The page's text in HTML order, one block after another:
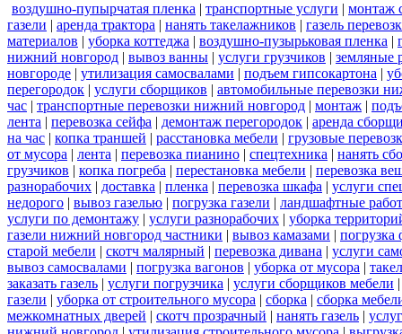
воздушно-пупырчатая пленка | транспортные услуги | монтаж
газели | аренда трактора | нанять такелажников | газель
материалов | уборка коттеджа | воздушно-пузырьковая пленка |
нижний новгород | вывоз ванны | услуги грузчиков | земляные
новгороде | утилизация самосвалами | подъем гипсокартона |
перегородок | услуги сборщиков | автомобильные перевозки
час | транспортные перевозки нижний новгород | монтаж |
лента | перевозка сейфа | демонтаж перегородок | аренда
на час | копка траншей | расстановка мебели | грузовые
от мусора | лента | перевозка пианино | спецтехника | нанять
грузчиков | копка погреба | перестановка мебели | перевозка
разнорабочих | доставка | пленка | перевозка шкафа | услуги
недорого | вывоз газелью | погрузка газели | ландшафтные
услуги по демонтажу | услуги разнорабочих | уборка
газели нижний новгород частники | вывоз камазами | погрузка
старой мебели | скотч малярный | перевозка дивана | услуги
вывоз самосвалами | погрузка вагонов | уборка от мусора |
заказать газель | услуги погрузчика | услуги сборщиков мебели
газели | уборка от строительного мусора | сборка | сборка
межкомнатных дверей | скотч прозрачный | нанять газель |